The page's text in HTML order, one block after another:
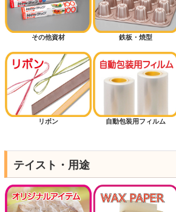
その他資材 鉄板・焼型
リボン 自動包装用フィルム
テイスト・用途